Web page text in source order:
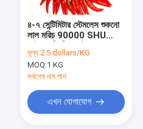
৪-৭ সেন্টিমিটার স্টেমলেস শুকনো
লাল মরিচ 90000 SHU
মূল্য:2.5 dollars/KG
MOQ:1 KG
সর্বশেষ দাম পান
এখন যোগাযোগ